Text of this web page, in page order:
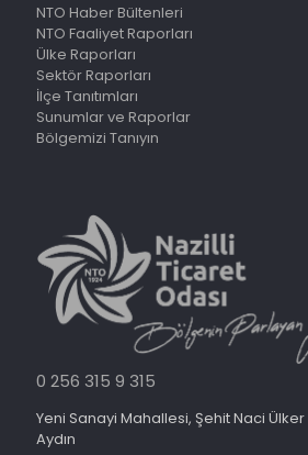
NTO Haber Bültenleri
NTO Faaliyet Raporları
Ülke Raporları
Sektör Raporları
İlçe Tanıtımları
Sunumlar ve Raporlar
Bölgemizi Tanıyın
0 256 315 9 315
Yeni Sanayi Mahallesi, Şehit Naci Ülker
Aydın